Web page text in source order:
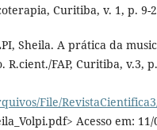
Curitiba, v. 1, p. 9-
Sheila. A prática da
FAP, Curitiba, v.3,
File/
Acesso em: 11/